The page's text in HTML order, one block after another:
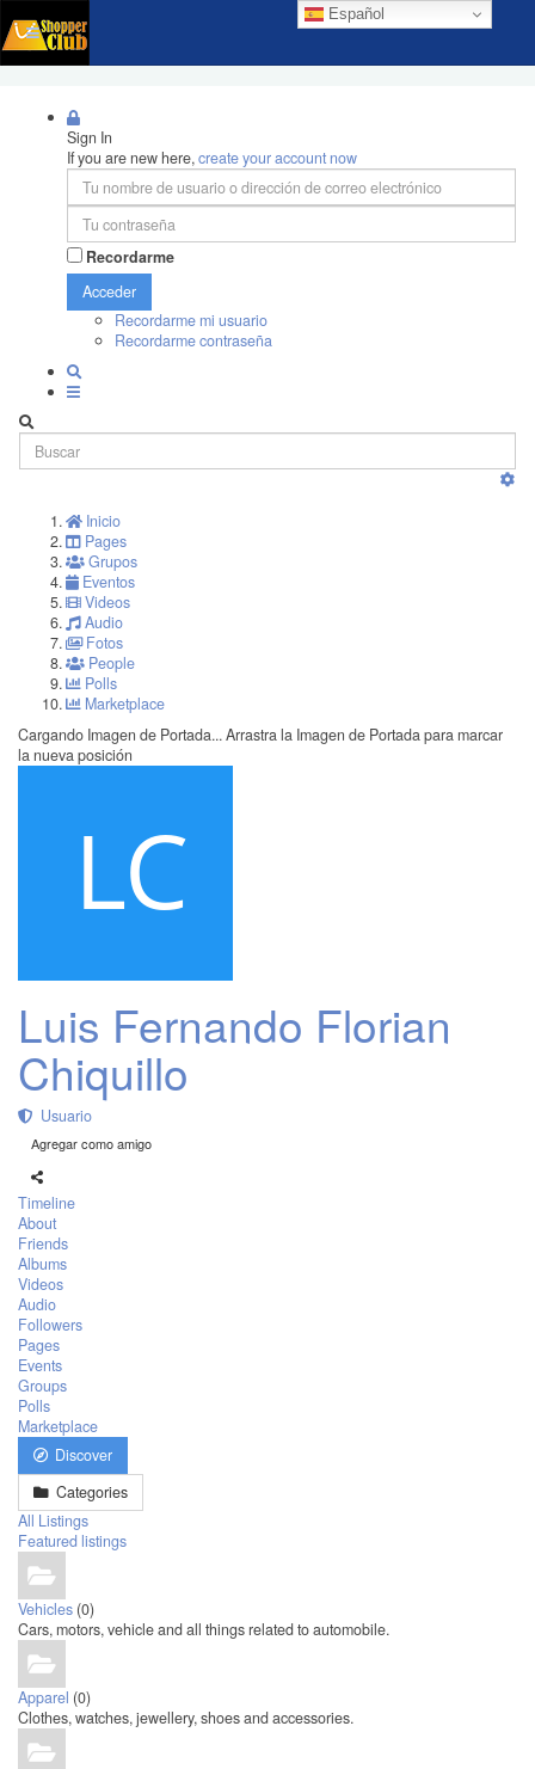
Español
Sign In
If you are new here,create your account now
Recordarme
Acceder
Recordarme mi usuario
Recordarme contraseña
Inicio
Pages
Grupos
Eventos
Videos
Audio
Fotos
People
Polls
Marketplace
Cargando Imagen de Portada... Arrastra la Imagen de Portada para marcar
la nueva posición
Luis Fernando Florian
Chiquillo
Usuario
Agregar como amigo
Timeline
About
Friends
Albums
Videos
Audio
Followers
Pages
Events
Groups
Polls
Marketplace
Discover
Categories
All Listings
Featured listings
Vehicles (0)
Cars, motors, vehicle and all things related to automobile.
Apparel (0)
Clothes, watches, jewellery, shoes and accessories.